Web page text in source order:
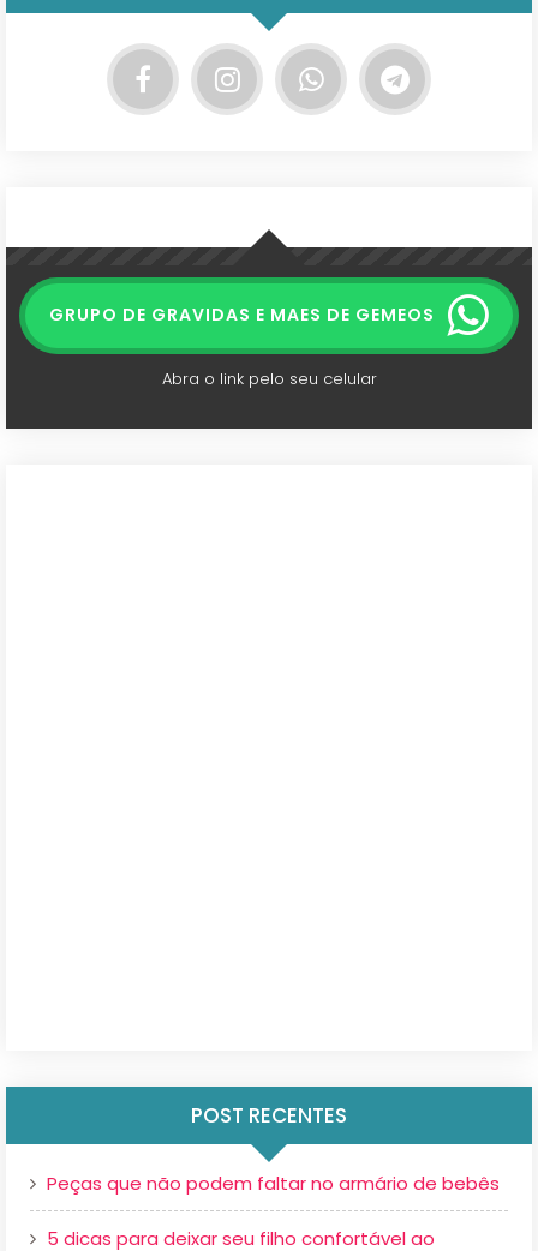
GRUPO DE GRAVIDAS E MAES DE GEMEOS
Abra o link pelo seu celular
POST RECENTES
Peças que não podem faltar no armário de bebês
5 dicas para deixar seu filho confortável ao